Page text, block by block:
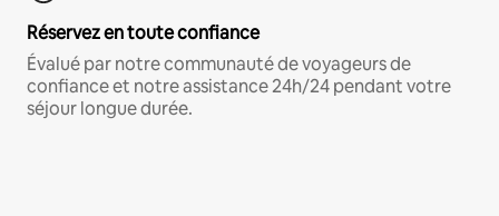
Réservez en toute confiance
Évalué par notre communauté de voyageurs de
confiance et notre assistance 24h/24 pendant votre
séjour longue durée.